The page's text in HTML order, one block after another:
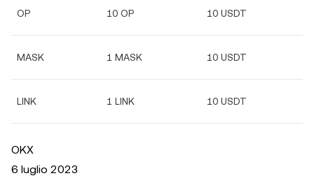
OP 10 OP 10 USDT
MASK 1 MASK 10 USDT
LINK 1 LINK 10 USDT
OKX
6 luglio 2023